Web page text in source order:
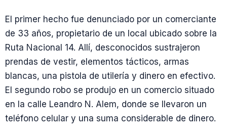
El primer hecho fue denunciado por un comerciante
de 33 años, propietario de un local ubicado sobre la
Ruta Nacional 14. Allí, desconocidos sustrajeron
prendas de vestir, elementos tácticos, armas
blancas, una pistola de utilería y dinero en efectivo.
El segundo robo se produjo en un comercio situado
en la calle Leandro N. Alem, donde se llevaron un
teléfono celular y una suma considerable de dinero.